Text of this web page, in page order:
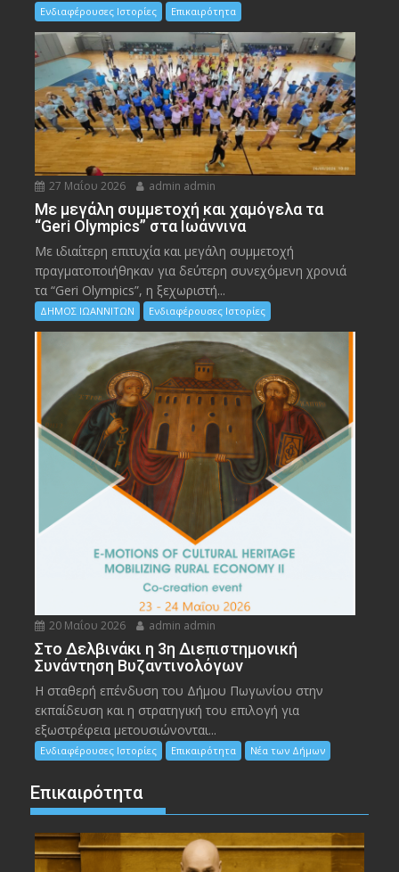
Ενδιαφέρουσες Ιστορίες Επικαιρότητα
27 Μαΐου 2026 admin admin
Με μεγάλη συμμετοχή και χαμόγελα τα
“Geri Olympics” στα Ιωάννινα
Με ιδιαίτερη επιτυχία και μεγάλη συμμετοχή
πραγματοποιήθηκαν για δεύτερη συνεχόμενη χρονιά
τα “Geri Olympics”, η ξεχωριστή...
ΔΗΜΟΣ ΙΩΑΝΝΙΤΩΝ Ενδιαφέρουσες Ιστορίες
20 Μαΐου 2026 admin admin
Στο Δελβινάκι η 3η Διεπιστημονική
Συνάντηση Βυζαντινολόγων
Η σταθερή επένδυση του Δήμου Πωγωνίου στην
εκπαίδευση και η στρατηγική του επιλογή για
εξωστρέφεια μετουσιώνονται...
Ενδιαφέρουσες Ιστορίες Επικαιρότητα Νέα των Δήμων
Επικαιρότητα